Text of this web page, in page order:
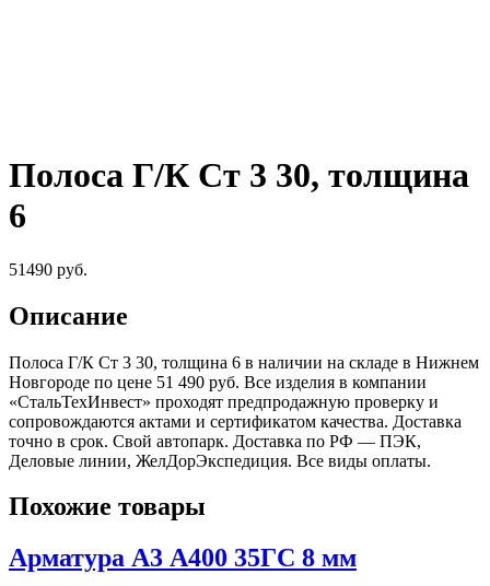
Полоса Г/К Ст 3 30, толщина
6
51490 руб.
Описание
Полоса Г/К Ст 3 30, толщина 6 в наличии на складе в Нижнем
Новгороде по цене 51 490 руб. Все изделия в компании
«СтальТехИнвест» проходят предпродажную проверку и
сопровождаются актами и сертификатом качества. Доставка
точно в срок. Свой автопарк. Доставка по РФ — ПЭК,
Деловые линии, ЖелДорЭкспедиция. Все виды оплаты.
Похожие товары
Арматура А3 А400 35ГС 8 мм